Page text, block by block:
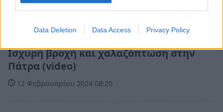
Data Deletion Data Access Privacy Policy
Ισχυρή βροχή και χαλαζόπτωση στην
Πάτρα (video)
12 Φεβρουαρίου 2024 08:20